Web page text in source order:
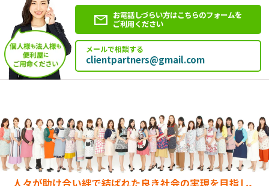
お電話しづらい方はこちらのフォームを
ご利用ください
メールで相談する
clientpartners@gmail.com